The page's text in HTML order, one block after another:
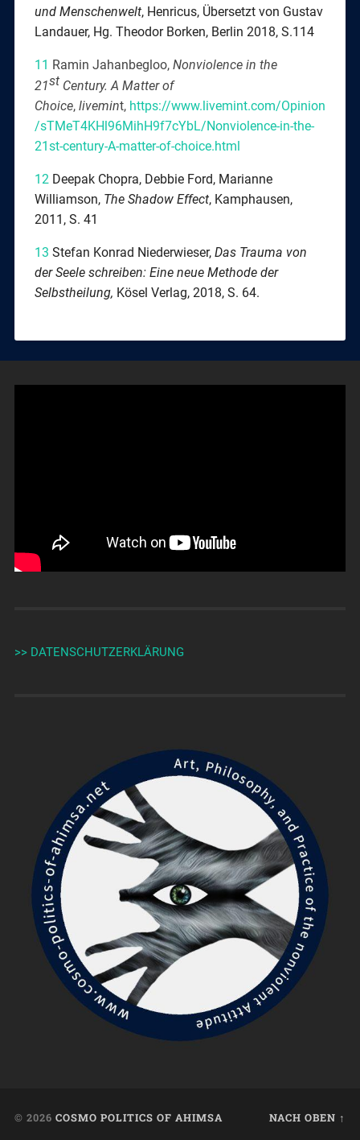
und Menschenwelt, Henricus, Übersetzt von Gustav
Landauer, Hg. Theodor Borken, Berlin 2018, S.114
11 Ramin Jahanbegloo, Nonviolence in the
21st Century. A Matter of
Choice, livemint, https://www.livemint.com/Opinion
/sTMeT4KHl96MihH9f7cYbL/Nonviolence-in-the-
21st-century-A-matter-of-choice.html
12Deepak Chopra, Debbie Ford, Marianne
Williamson, The Shadow Effect, Kamphausen,
2011, S. 41
13 Stefan Konrad Niederwieser, Das Trauma von
der Seele schreiben: Eine neue Methode der
Selbstheilung, Kösel Verlag, 2018, S. 64.
>> DATENSCHUTZERKLÄRUNG
© 2026 COSMO POLITICS OF AHIMSA NACH OBEN ↑